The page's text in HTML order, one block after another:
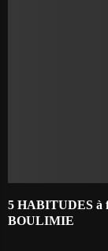
5 HABITUDES à
BOULIMIE